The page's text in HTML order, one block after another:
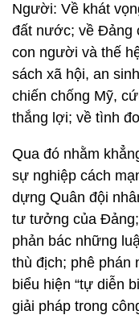
Người: Về khát
đất nước; về Đảng
con người và thế
sách xã hội, an
chiến chống Mỹ,
thắng lợi; về tình
Qua đó nhằm
sự nghiệp cách
dựng Quân đội
tư tưởng của
phản bác những
thù địch; phê phán
biểu hiện “tự diễn
giải pháp trong